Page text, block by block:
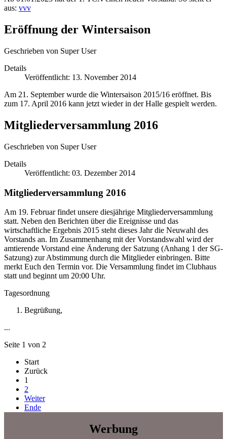
aus: vvv
Eröffnung der Wintersaison
Geschrieben von Super User
Details
Veröffentlicht: 13. November 2014
Am 21. September wurde die Wintersaison 2015/16 eröffnet. Bis
zum 17. April 2016 kann jetzt wieder in der Halle gespielt werden.
Mitgliederversammlung 2016
Geschrieben von Super User
Details
Veröffentlicht: 03. Dezember 2014
Mitgliederversammlung 2016
Am 19. Februar findet unsere diesjährige Mitgliederversammlung
statt. Neben den Berichten über die Ereignisse und das
wirtschaftliche Ergebnis 2015 steht dieses Jahr die Neuwahl des
Vorstands an. Im Zusammenhang mit der Vorstandswahl wird der
amtierende Vorstand eine Änderung der Satzung (Anhang 1 der SG-
Satzung) zur Abstimmung durch die Mitglieder einbringen. Bitte
merkt Euch den Termin vor. Die Versammlung findet im Clubhaus
statt und beginnt um 20:00 Uhr.
Tagesordnung
Begrüßung,
...
Seite 1 von 2
Start
Zurück
1
2
Weiter
Ende
Werbung